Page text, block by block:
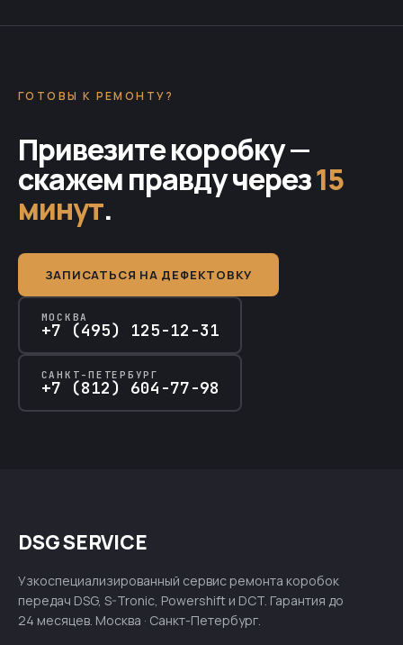
ГОТОВЫ К РЕМОНТУ?
Привезите коробку —
скажем правду через15
минут.
ЗАПИСАТЬСЯ НА ДЕФЕКТОВКУ
МОСКВА
+7 (495) 125-12-31
САНКТ-ПЕТЕРБУРГ
+7 (812) 604-77-98
DSG SERVICE
Узкоспециализированный сервис ремонта коробок
передач DSG, S-Tronic, Powershift и DCT. Гарантия до
24 месяцев. Москва · Санкт-Петербург.